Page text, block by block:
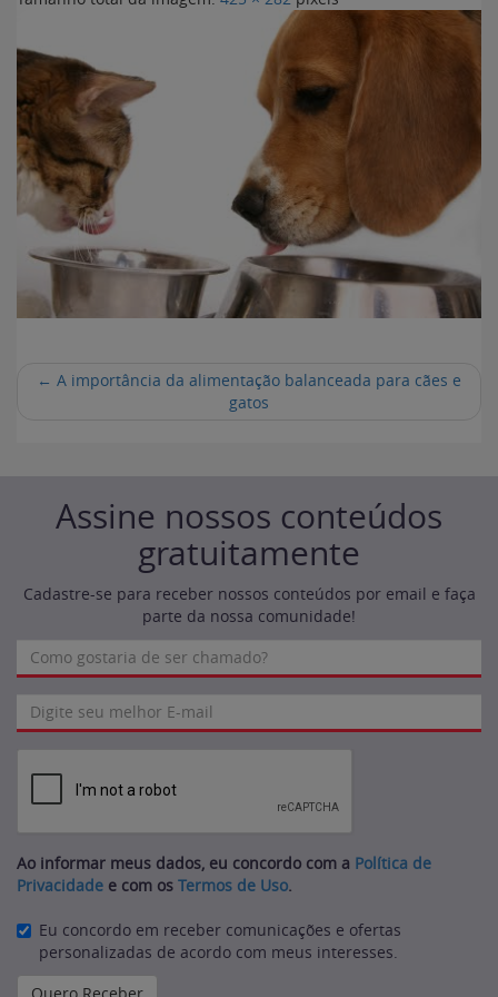
← A importância da alimentação balanceada para cães e
gatos
Assine nossos conteúdos
gratuitamente
Cadastre-se para receber nossos conteúdos por email e faça
parte da nossa comunidade!
Ao informar meus dados, eu concordo com a Política de
Privacidade e com os Termos de Uso.
Eu concordo em receber comunicações e ofertas
personalizadas de acordo com meus interesses.